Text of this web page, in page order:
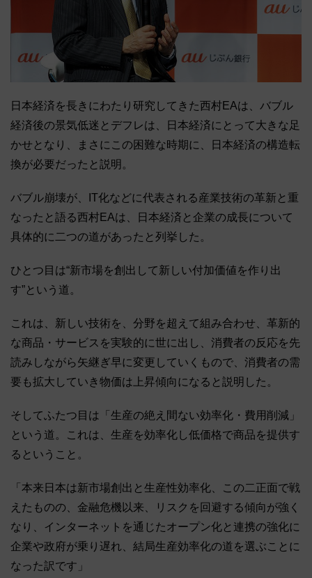
日本経済を長きにわたり研究してきた西村EAは、バブル
経済後の景気低迷とデフレは、日本経済にとって大きな足
かせとなり、まさにこの困難な時期に、日本経済の構造転
換が必要だったと説明。
バブル崩壊が、IT化などに代表される産業技術の革新と重
なったと語る西村EAは、日本経済と企業の成長について
具体的に二つの道があったと列挙した。
ひとつ目は“新市場を創出して新しい付加価値を作り出
す”という道。
これは、新しい技術を、分野を超えて組み合わせ、革新的
な商品・サービスを実験的に世に出し、消費者の反応を先
読みしながら矢継ぎ早に変更していくもので、消費者の需
要も拡大していき物価は上昇傾向になると説明した。
そしてふたつ目は「生産の絶え間ない効率化・費用削減」
という道。これは、生産を効率化し低価格で商品を提供す
るということ。
「本来日本は新市場創出と生産性効率化、この二正面で戦
えたものの、金融危機以来、リスクを回避する傾向が強く
なり、インターネットを通じたオープン化と連携の強化に
企業や政府が乗り遅れ、結局生産効率化の道を選ぶことに
なった訳です」